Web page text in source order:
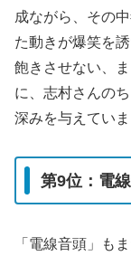
成ながら、その
た動きが爆笑を
飽きさせない、
に、志村さんの
深みを与えていま
第9位：電
「電線音頭」も